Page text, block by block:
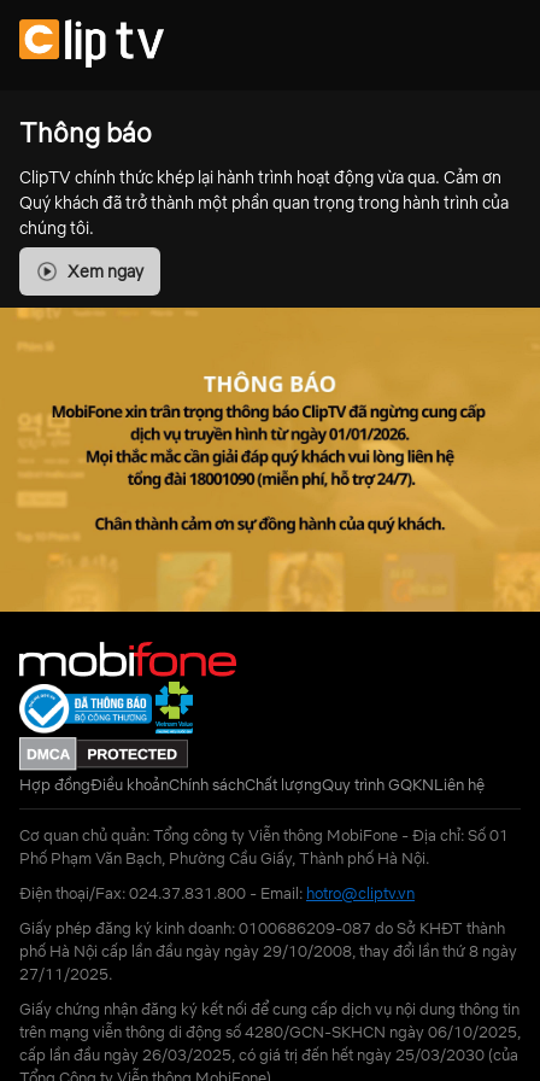
Thông báo
ClipTV chính thức khép lại hành trình hoạt động vừa qua. Cảm ơn
Quý khách đã trở thành một phần quan trọng trong hành trình của
chúng tôi.
Xem ngay
Hợp đồngĐiều khoảnChính sáchChất lượngQuy trình GQKNLiên hệ
Cơ quan chủ quản: Tổng công ty Viễn thông MobiFone - Địa chỉ: Số 01
Phố Phạm Văn Bạch, Phường Cầu Giấy, Thành phố Hà Nội.
Điện thoại/Fax: 024.37.831.800 - Email: hotro@cliptv.vn
Giấy phép đăng ký kinh doanh: 0100686209-087 do Sở KHĐT thành
phố Hà Nội cấp lần đầu ngày ngày 29/10/2008, thay đổi lần thứ 8 ngày
27/11/2025.
Giấy chứng nhận đăng ký kết nối để cung cấp dịch vụ nội dung thông tin
trên mạng viễn thông di động số 4280/GCN-SKHCN ngày 06/10/2025,
cấp lần đầu ngày 26/03/2025, có giá trị đến hết ngày 25/03/2030 (của